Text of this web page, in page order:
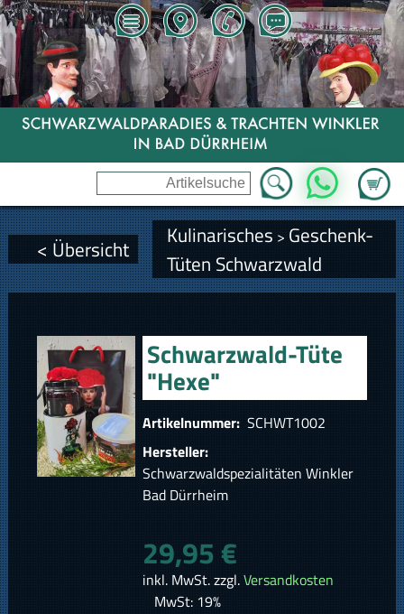
Zum
WhatsApp
< Übersicht Kulinarisches > Geschenk-
Tüten Schwarzwald
Schwarzwald-Tüte
"Hexe"
Artikelnummer: SCHWT1002
Hersteller:
Schwarzwaldspezialitäten Winkler
Bad Dürrheim
29,95 €
inkl. MwSt. zzgl.Versandkosten
MwSt: 19%